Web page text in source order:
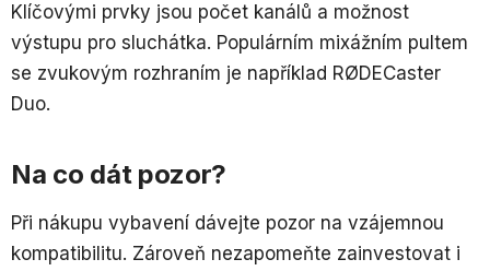
Klíčovými prvky jsou počet kanálů a možnost
výstupu pro sluchátka. Populárním mixážním pultem
se zvukovým rozhraním je například RØDECaster
Duo.
Na co dát pozor?
Při nákupu vybavení dávejte pozor na vzájemnou
kompatibilitu. Zároveň nezapomeňte zainvestovat i